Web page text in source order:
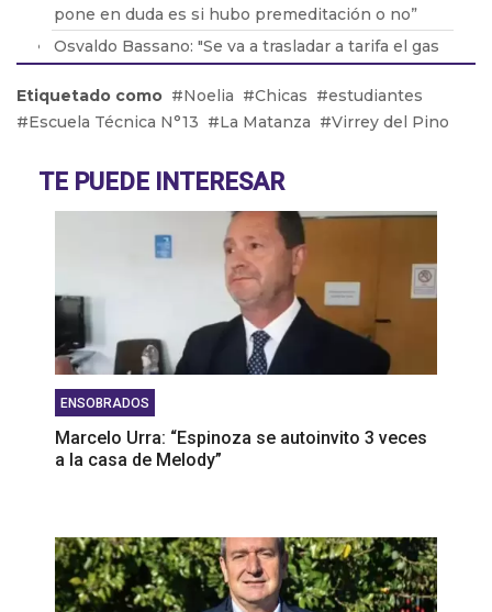
pone en duda es si hubo premeditación o no”
Osvaldo Bassano: "Se va a trasladar a tarifa el gas
Mariana Maglianese: “Si no se baja la densidad de
mosquitos, hay que trabajar a nivel municipal para
Roberto Pintos: “Lo más triste fue perder a mi
amigo en mis brazos”
Etiquetado como Noelia Chicas
estudiantes
Escuela Técnica N°13
La Matanza Virrey del Pino
TE PUEDE INTERESAR
ENSOBRADOS
Marcelo Urra: “Espinoza se autoinvito 3 veces
a la casa de Melody”